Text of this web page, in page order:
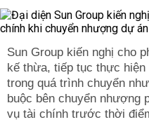
Sun Group kiến nghị cho
kế thừa, tiếp tục thực
trong quá trình chuyển
buộc bên chuyển nhượng
vụ tài chính trước thời